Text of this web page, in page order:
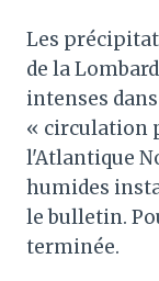
Les
de la
intenses
« circulation
l'Atlantique
humides
le bulletin.
terminée.